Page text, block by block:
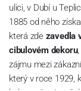
ulici, v Dubí u
1885 od něho
která zdezavedla
cibulovém dekoru
zájmu mezi
který v roce 1929,